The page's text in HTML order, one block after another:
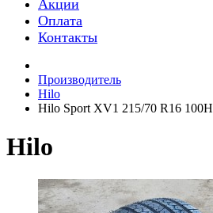
Акции
Оплата
Контакты
Производитель
Hilo
Hilo Sport XV1 215/70 R16 100H
Hilo